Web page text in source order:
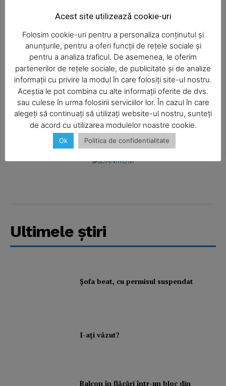
acest browser pentru data viitoare i comentariu.
Ultimele ştiri
Şofa beat, cu permisul suspendat
I-aţi văzut?
Balcon în flăcări într-un bloc din
Acest site utilizează cookie-uri
Folosim cookie-uri pentru a personaliza conținutul și
anunțurile, pentru a oferi funcții de rețele sociale și
pentru a analiza traficul. De asemenea, le oferim
partenerilor de rețele sociale, de publicitate și de analize
informații cu privire la modul în care folosiți site-ul nostru.
Aceștia le pot combina cu alte informații oferite de dvs.
sau culese în urma folosirii serviciilor lor. În cazul în care
alegeți să continuați să utilizați website-ul nostru, sunteți
de acord cu utilizarea modulelor noastre cookie.
Ok Politica de confidentialitate